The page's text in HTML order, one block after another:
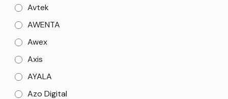
Avtek
AWENTA
Awex
Axis
AYALA
Azo Digital